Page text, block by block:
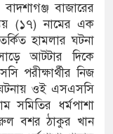
বাদশাগঞ্জ বাজারের
(১৭) নামের এক
হামলার ঘটনা
আটটার দিকে
পরীক্ষার্থীর নিজ
ওই এসএসসি
সমিতির ধর্মপাশা
বশর ঠাকুর খান